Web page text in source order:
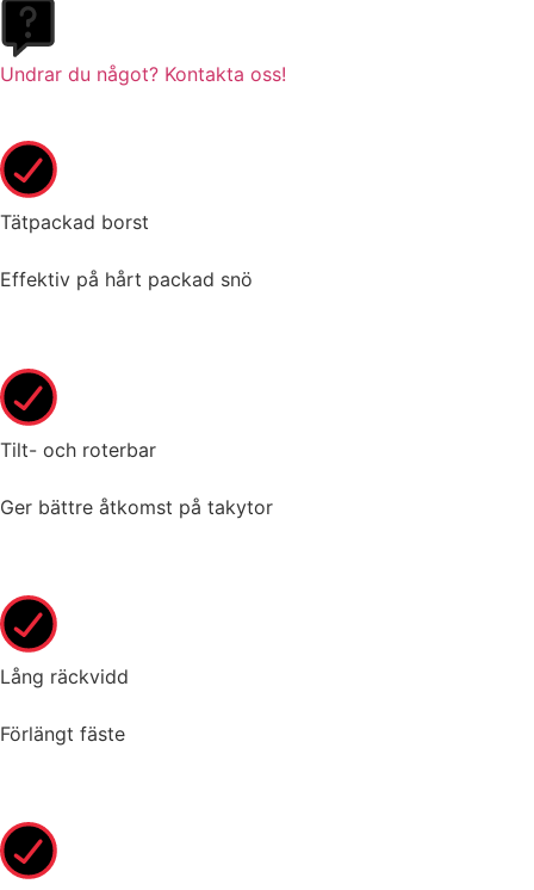
Undrar du något? Kontakta oss!
Tätpackad borst
Effektiv på hårt packad snö
Tilt- och roterbar
Ger bättre åtkomst på takytor
Lång räckvidd
Förlängt fäste